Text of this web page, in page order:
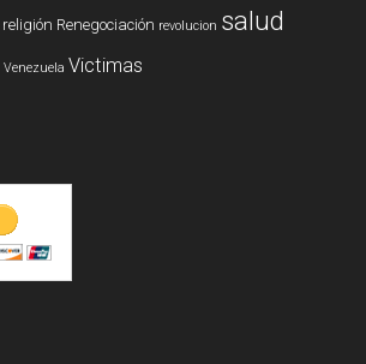
religión Renegociación revolucion salud
Venezuela Victimas